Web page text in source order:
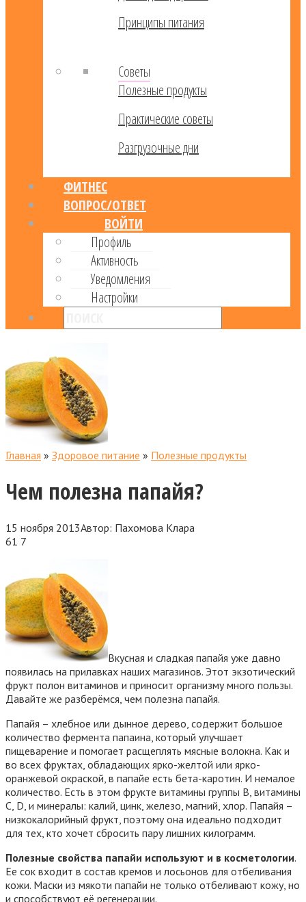
Принципы питания
Советы
Полезные продукты
Практические советы
Разгрузочные дни
ФИТНЕС
ВОПРОС/ОТВЕТ
ВОЙТИ
Профиль
Активность
Уведомления
Настройки
Главная » Здоровое питание » Полезные продукты
Чем полезна папайя?
15 ноября 2013Автор: Пахомова Клара
61 7
Вкусная и сладкая папайя уже давно
появилась на прилавках наших магазинов. Этот экзотический
фрукт полон витаминов и приносит организму много пользы.
Давайте же разберёмся, чем полезна папайя.
Папайя – хлебное или дынное дерево, содержит большое
количество фермента папаина, который улучшает
пищеварение и помогает расщеплять мясные волокна. Как и
во всех фруктах, обладающих ярко-желтой или ярко-
оранжевой окраской, в папайе есть бета-каротин. И немалое
количество. Есть в этом фрукте витамины группы В, витамины
С, D, и минералы: калий, цинк, железо, магний, хлор. Папайя –
низкокалорийный фрукт, поэтому она идеально подходит
для тех, кто хочет сбросить пару лишних килограмм.
Полезные свойства папайи используют и в косметологии.
Ее сок входит в состав кремов и лосьонов для отбеливания
кожи. Маски из мякоти папайи не только отбеливают кожу, но
и способствуют её регенерации.